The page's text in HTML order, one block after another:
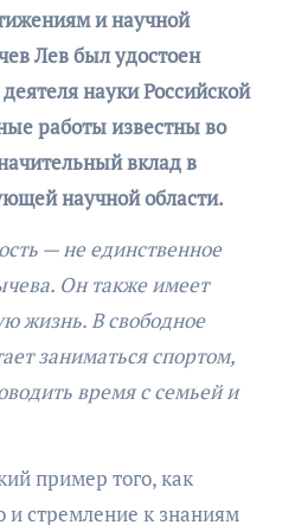
и научной
Лев был удостоен
науки Российской
работы известны во
вклад в
научной области.
— не единственное
Он также имеет
жизнь. В свободное
заниматься спортом,
время с семьей и
пример того, как
и стремление к знаниям